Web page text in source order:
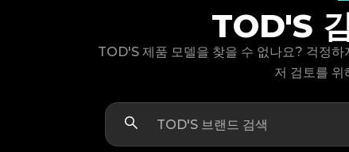
TOD'S
TOD'S 제품 모델을 찾을 수 없나요? 걱정
저 검토를 위